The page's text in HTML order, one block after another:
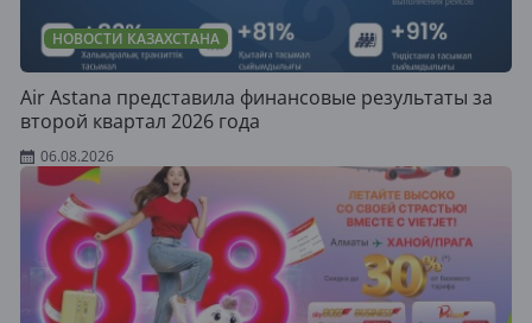
НОВОСТИ КАЗАХСТАНА
Air Astana представила финансовые результаты за
второй квартал 2026 года
06.08.2026